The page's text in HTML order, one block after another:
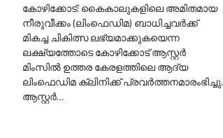
കോഴിക്കോട്: കൈകാലുകളിലെ അമിതമായ
നീരുവീക്കം (ലിംഫെഡിമ) ബാധിച്ചവർക്ക്
മികച്ച ചികിത്സ ലഭ്യമാക്കുകയെന്ന
ലക്ഷ്യത്തോടെ കോഴിക്കോട് ആസ്റ്റർ
മിംസിൽ ഉത്തര കേരളത്തിലെ ആദ്യ
ലിംഫെഡിമ ക്ലിനിക്ക് പ്രവർത്തനമാരംഭിച്ചു.
ആസ്റ്റർ…